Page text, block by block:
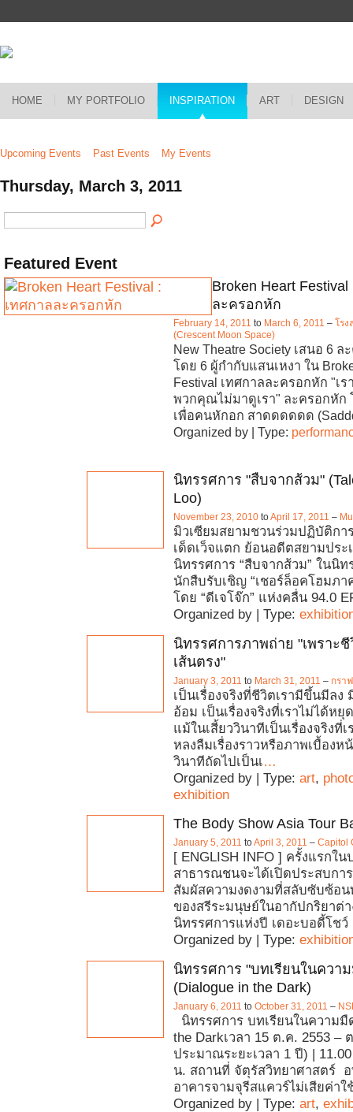
HOME MY PORTFOLIO INSPIRATION ART DESIGN
Upcoming Events Past Events My Events
Thursday, March 3, 2011
Featured Event
Broken Heart Festival
ละครอกหัก
February 14, 2011 to March 6, 2011 – โรง
(Crescent Moon Space)
New Theatre Society เสนอ 6 ล
โดย 6 ผู้กำกับแสนเหงา ใน
Festival เทศกาลละครอกหัก "เ
พวกคุณไม่มาดูเรา" ละครอกหัก
เพื่อคนหักอก สาดดดดดด
Organized by | Type:
นิทรรศการ "สืบจากส้วม"
Loo)
November 23, 2010 toApril 17, 2011 –
มิวเซียมสยามชวนร่วมปฏิบัติกา
เด็ดเว็จแตก ย้อนอดีตสยามประ
นิทรรศการ “สืบจากส้วม” ในนิ
นักสืบรับเชิญ “เชอร์ล็อคโฮมภา
โดย “ดีเจโจ๊ก” แห่งคลื่น 94.0
Organized by | Type:
นิทรรศการภาพถ่าย "เพราะ
เส้นตรง"
January 3, 2011 to March 31, 2011 – กรา
เป็นเรื่องจริงที่ชีวิตเรามีขึ้นมีลง
อ้อม เป็นเรื่องจริงที่เราไม่ได้ห
แม้ในเสี้ยววินาทีเป็นเรื่องจริงที่
หลงลืมเรื่องราวหรือภาพเบื้องห
วินาทีถัดไปเป็นเ…
Organized by | Type: art,
exhibition
The Body Show Asia Tour
January 5, 2011 toApril 3, 2011 – Capitol
[ ENGLISH INFO ] ครั้งแรกใน
สาธารณชนจะได้เปิดประสบกา
สัมผัสความงดงามที่สลับซับซ้อ
ของสรีระมนุษย์ในอากัปกริยาต่
นิทรรศการแห่งปี เดอะบอดี้โชว์
Organized by | Type:
นิทรรศการ "บทเรียนในควา
(Dialogue in the Dark)
January 6, 2011 to October 31, 2011 –
นิทรรศการ บทเรียนในความมื
the Darkเวลา 15 ต.ค. 2553 –
ประมาณระยะเวลา 1 ปี) |
น. สถานที่ จัตุรัสวิทยาศาสตร์
อาคารจามจุรีสแควร์ไม่เสียค่าใ
Organized by | Type: art,